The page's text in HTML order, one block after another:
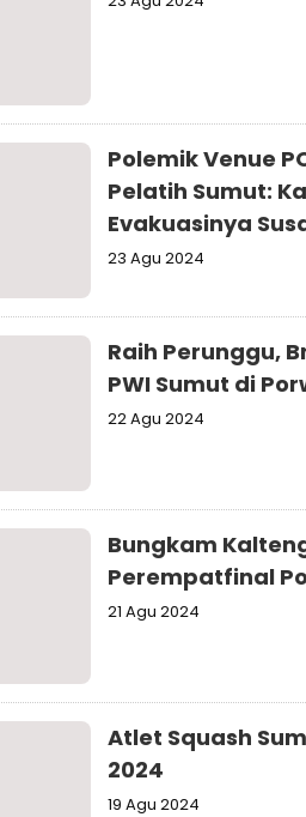
Polemik Venue
Pelatih Sumut:
Evakuasinya
23 Agu 2024
Raih Perunggu,
PWI Sumut di
22 Agu 2024
Bungkam
Perempatfinal
21 Agu 2024
Atlet Squash
2024
19 Agu 2024